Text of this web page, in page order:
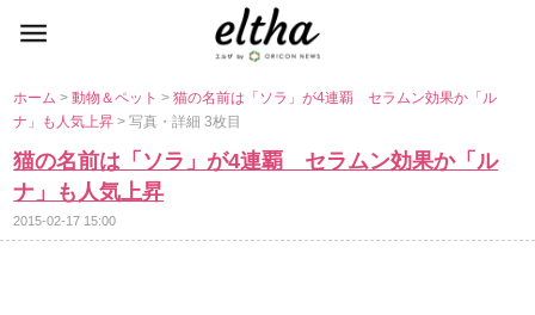
ホーム>動物＆ペット>猫の名前は「ソラ」が4連覇 セラムン効果か「ル
ナ」も人気上昇> 写真・詳細 3枚目
猫の名前は「ソラ」が4連覇 セラムン効果か「ル
ナ」も人気上昇
2015-02-17 15:00